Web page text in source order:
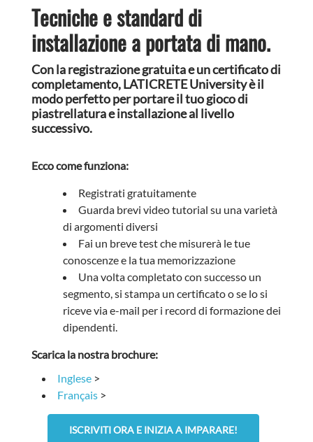
Tecniche e standard di
installazione a portata di mano.
Con la registrazione gratuita e un certificato di
completamento, LATICRETE University è il
modo perfetto per portare il tuo gioco di
piastrellatura e installazione al livello
successivo.
Ecco come funziona:
Registrati gratuitamente
Guarda brevi video tutorial su una varietà
di argomenti diversi
Fai un breve test che misurerà le tue
conoscenze e la tua memorizzazione
Una volta completato con successo un
segmento, si stampa un certificato o se lo si
riceve via e-mail per i record di formazione dei
dipendenti.
Scarica la nostra brochure:
Inglese>
Français>
ISCRIVITI ORA E INIZIA A IMPARARE!